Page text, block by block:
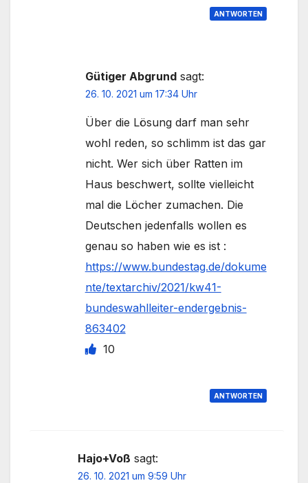
ANTWORTEN
Gütiger Abgrund sagt:
26. 10. 2021 um 17:34 Uhr
Über die Lösung darf man sehr
wohl reden, so schlimm ist das gar
nicht. Wer sich über Ratten im
Haus beschwert, sollte vielleicht
mal die Löcher zumachen. Die
Deutschen jedenfalls wollen es
genau so haben wie es ist :
https://www.bundestag.de/dokume
nte/textarchiv/2021/kw41-
bundeswahlleiter-endergebnis-
863402
10
ANTWORTEN
Hajo+Voß sagt:
26. 10. 2021 um 9:59 Uhr